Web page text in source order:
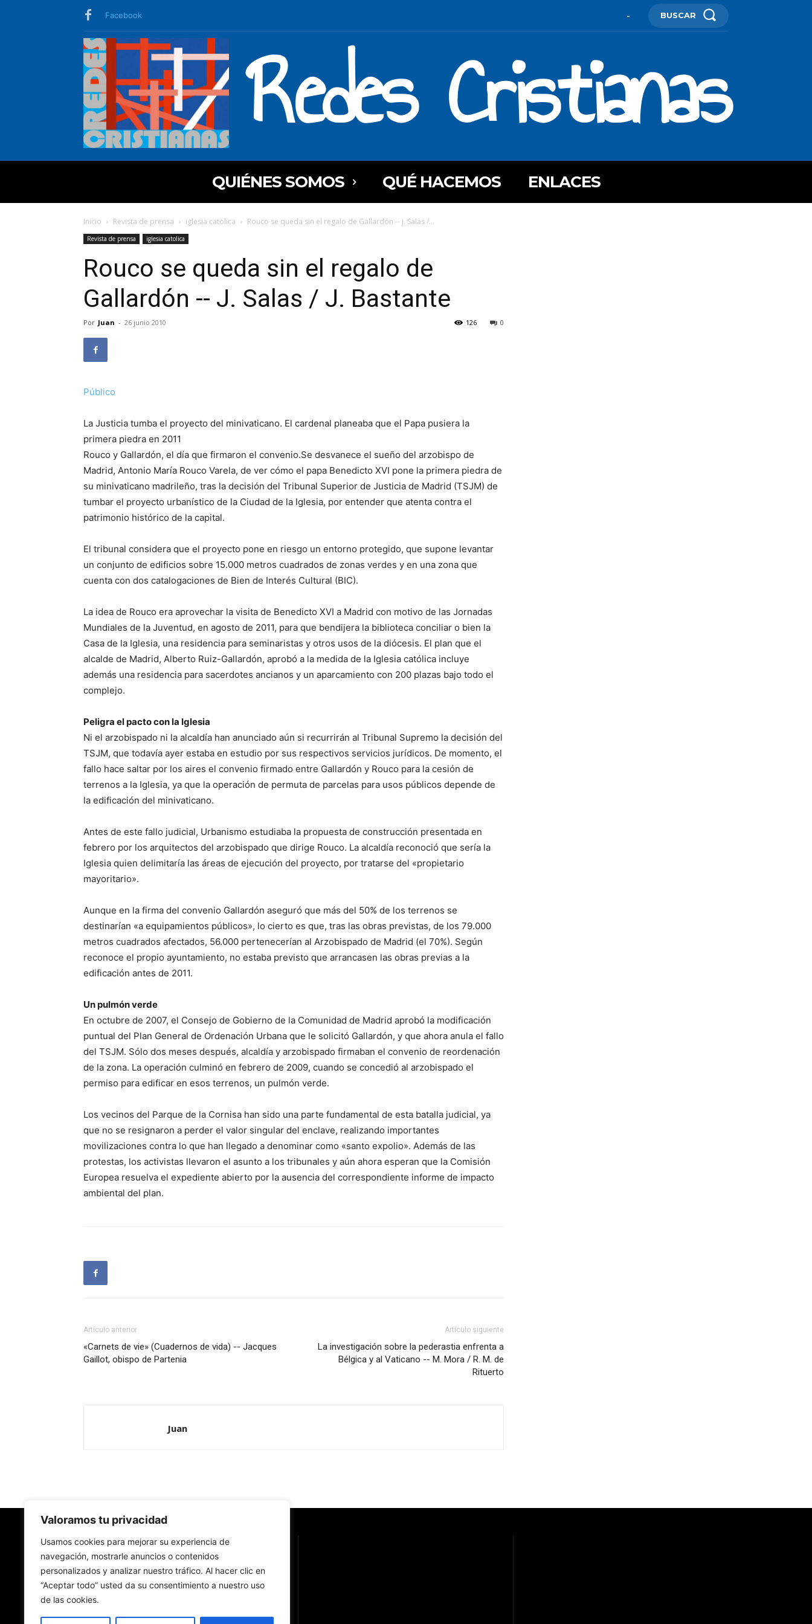
Valoramos tu privacidad
Usamos cookies para mejorar su experiencia de
navegación, mostrarle anuncios o contenidos
personalizados y analizar nuestro tráfico. Al hacer clic en
“Aceptar todo” usted da su consentimiento a nuestro uso
de las cookies.
Facebook - BUSCAR
Redes Cristianas
QUIÉNES SOMOS QUÉ HACEMOS ENLACES
Inicio Revista de prensa iglesia catolica Rouco se queda sin el regalo de Gallardón -- J. Salas /...
Revista de prensa iglesia catolica
Rouco se queda sin el regalo de
Gallardón -- J. Salas / J. Bastante
Por Juan - 26 junio 2010 0
126
Público
La Justicia tumba el proyecto del minivaticano. El cardenal planeaba que el Papa pusiera la
primera piedra en 2011
Rouco y Gallardón, el día que firmaron el convenio.Se desvanece el sueño del arzobispo de
Madrid, Antonio María Rouco Varela, de ver cómo el papa Benedicto XVI pone la primera piedra de
su minivaticano madrileño, tras la decisión del Tribunal Superior de Justicia de Madrid (TSJM) de
tumbar el proyecto urbanístico de la Ciudad de la Iglesia, por entender que atenta contra el
patrimonio histórico de la capital.
El tribunal considera que el proyecto pone en riesgo un entorno protegido, que supone levantar
un conjunto de edificios sobre 15.000 metros cuadrados de zonas verdes y en una zona que
cuenta con dos catalogaciones de Bien de Interés Cultural (BIC).
La idea de Rouco era aprovechar la visita de Benedicto XVI a Madrid con motivo de las Jornadas
Mundiales de la Juventud, en agosto de 2011, para que bendijera la biblioteca conciliar o bien la
Casa de la Iglesia, una residencia para seminaristas y otros usos de la diócesis. El plan que el
alcalde de Madrid, Alberto Ruiz-Gallardón, aprobó a la medida de la Iglesia católica incluye
además una residencia para sacerdotes ancianos y un aparcamiento con 200 plazas bajo todo el
complejo.
Peligra el pacto con la Iglesia
Ni el arzobispado ni la alcaldía han anunciado aún si recurrirán al Tribunal Supremo la decisión del
TSJM, que todavía ayer estaba en estudio por sus respectivos servicios jurídicos. De momento, el
fallo hace saltar por los aires el convenio firmado entre Gallardón y Rouco para la cesión de
terrenos a la Iglesia, ya que la operación de permuta de parcelas para usos públicos depende de
la edificación del minivaticano.
Antes de este fallo judicial, Urbanismo estudiaba la propuesta de construcción presentada en
febrero por los arquitectos del arzobispado que dirige Rouco. La alcaldía reconoció que sería la
Iglesia quien delimitaría las áreas de ejecución del proyecto, por tratarse del «propietario
mayoritario».
Aunque en la firma del convenio Gallardón aseguró que más del 50% de los terrenos se
destinarían «a equipamientos públicos», lo cierto es que, tras las obras previstas, de los 79.000
metros cuadrados afectados, 56.000 pertenecerían al Arzobispado de Madrid (el 70%). Según
reconoce el propio ayuntamiento, no estaba previsto que arrancasen las obras previas a la
edificación antes de 2011.
Un pulmón verde
En octubre de 2007, el Consejo de Gobierno de la Comunidad de Madrid aprobó la modificación
puntual del Plan General de Ordenación Urbana que le solicitó Gallardón, y que ahora anula el fallo
del TSJM. Sólo dos meses después, alcaldía y arzobispado firmaban el convenio de reordenación
de la zona. La operación culminó en febrero de 2009, cuando se concedió al arzobispado el
permiso para edificar en esos terrenos, un pulmón verde.
Los vecinos del Parque de la Cornisa han sido una parte fundamental de esta batalla judicial, ya
que no se resignaron a perder el valor singular del enclave, realizando importantes
movilizaciones contra lo que han llegado a denominar como «santo expolio». Además de las
protestas, los activistas llevaron el asunto a los tribunales y aún ahora esperan que la Comisión
Europea resuelva el expediente abierto por la ausencia del correspondiente informe de impacto
ambiental del plan.
Artículo anterior
«Carnets de vie» (Cuadernos de vida) -- Jacques
Gaillot, obispo de Partenia
Artículo siguiente
La investigación sobre la pederastia enfrenta a
Bélgica y al Vaticano -- M. Mora / R. M. de
Rituerto
Juan
Redes Cristianas
Una mirada alternativa sobre la Iglesia católica y la
- Colectivos de Redes Cristianas